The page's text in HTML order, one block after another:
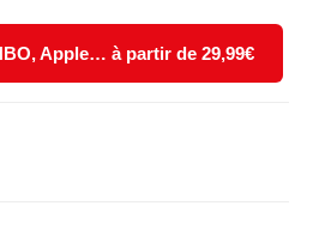
Apple… à partir de 29,99€